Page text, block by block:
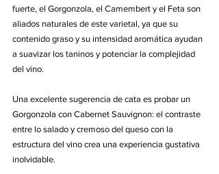
fuerte, el Gorgonzola, el Camembert y el Feta son
aliados naturales de este varietal, ya que su
contenido graso y su intensidad aromática ayudan
a suavizar los taninos y potenciar la complejidad
del vino.
Una excelente sugerencia de cata es probar un
Gorgonzola con Cabernet Sauvignon: el contraste
entre lo salado y cremoso del queso con la
estructura del vino crea una experiencia gustativa
inolvidable.